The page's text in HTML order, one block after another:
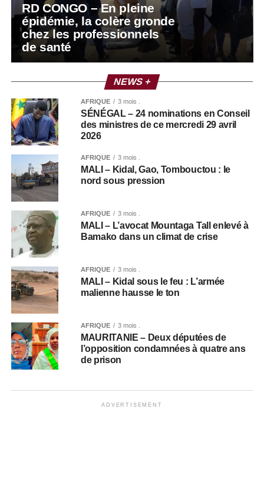
RD CONGO – En pleine
épidémie, la colère gronde
chez les professionnels
de santé
NEWS +
AFRIQUE 3 mois .
SÉNÉGAL – 24 nominations en Conseil
des ministres de ce mercredi 29 avril
2026
AFRIQUE 3 mois .
MALI – Kidal, Gao, Tombouctou : le
nord sous pression
AFRIQUE 3 mois .
MALI – L’avocat Mountaga Tall enlevé à
Bamako dans un climat de crise
AFRIQUE 3 mois .
MALI – Kidal sous le feu : L’armée
malienne hausse le ton
AFRIQUE 3 mois .
MAURITANIE – Deux députées de
l’opposition condamnées à quatre ans
de prison
ADVERTISEMENT